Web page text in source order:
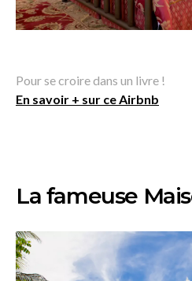
Pour se croire dans un livre !
En savoir + sur ce Airbnb
La fameuse